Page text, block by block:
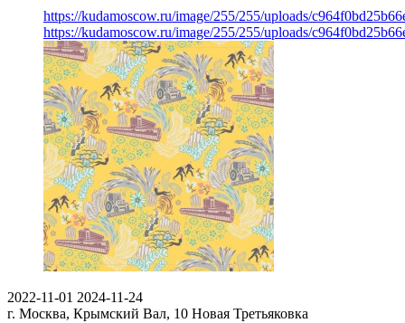
https://kudamoscow.ru/image/255/255/uploads/
https://kudamoscow.ru/image/255/255/uploads/
2022-11-01 2024-11-24
г. Москва, Крымский Вал, 10 Новая Третьяковка